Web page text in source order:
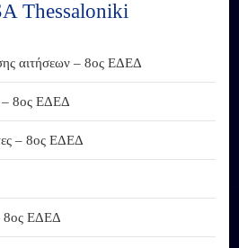
Thessaloniki
αιτήσεων – 8ος ΕΔΕΔ
– 8ος ΕΔΕΔ
– 8ος ΕΔΕΔ
8ος ΕΔΕΔ